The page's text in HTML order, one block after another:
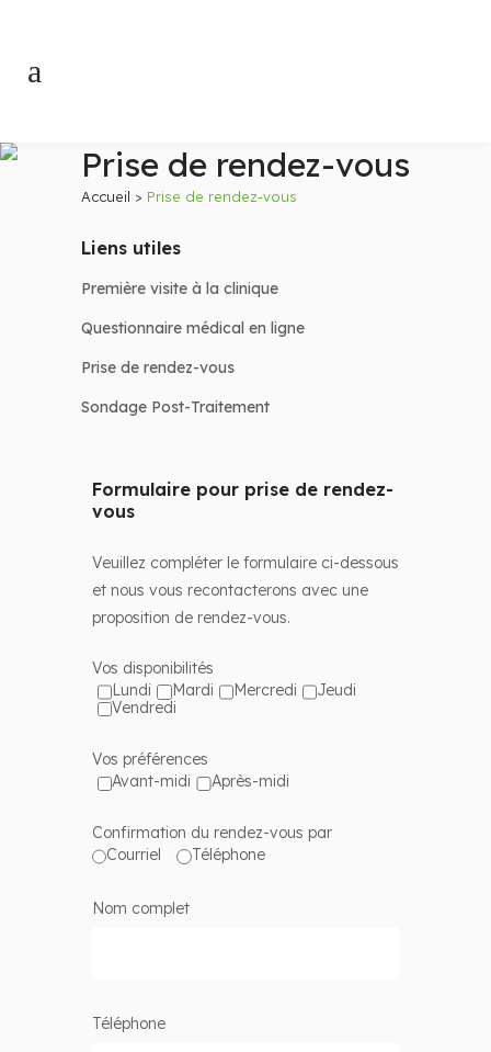
Prise de rendez-vous
Accueil > Prise de rendez-vous
Liens utiles
Première visite à la clinique
Questionnaire médical en ligne
Prise de rendez-vous
Sondage Post-Traitement
Formulaire pour prise de rendez-
vous
Veuillez compléter le formulaire ci-dessous
et nous vous recontacterons avec une
proposition de rendez-vous.
Vos disponibilités
Lundi
Mardi Mercredi
Jeudi
Vendredi
Vos préférences
Avant-midi
Après-midi
Confirmation du rendez-vous par
Courriel
Téléphone
Nom complet
Téléphone